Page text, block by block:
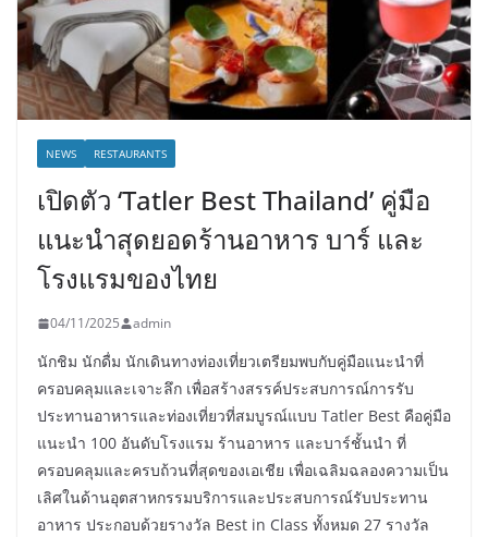
NEWS RESTAURANTS
เปิดตัว ‘Tatler Best Thailand’ คู่มือ
แนะนำสุดยอดร้านอาหาร บาร์ และ
โรงแรมของไทย
04/11/2025 admin
นักชิม นักดื่ม นักเดินทางท่องเที่ยวเตรียมพบกับคู่มือแนะนำที่
ครอบคลุมและเจาะลึก เพื่อสร้างสรรค์ประสบการณ์การรับ
ประทานอาหารและท่องเที่ยวที่สมบูรณ์แบบ Tatler Best คือคู่มือ
แนะนำ 100 อันดับโรงแรม ร้านอาหาร และบาร์ชั้นนำ ที่
ครอบคลุมและครบถ้วนที่สุดของเอเชีย เพื่อเฉลิมฉลองความเป็น
เลิศในด้านอุตสาหกรรมบริการและประสบการณ์รับประทาน
อาหาร ประกอบด้วยรางวัล Best in Class ทั้งหมด 27 รางวัล